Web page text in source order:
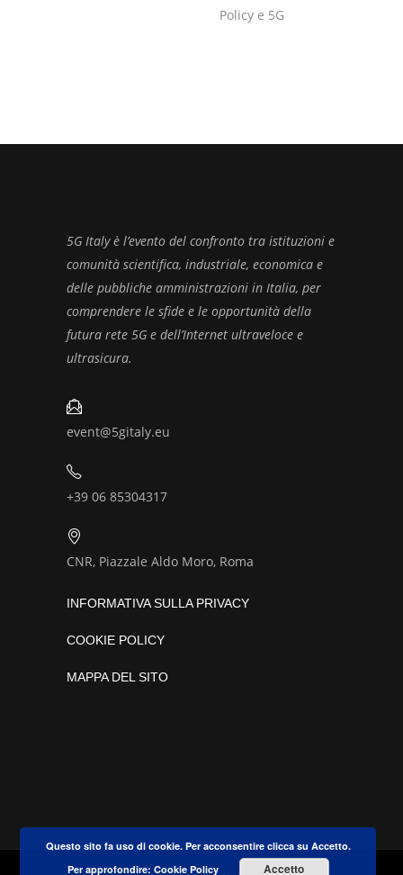
Policy e 5G
5G Italy è l’evento del confronto tra istituzioni e
comunità scientifica, industriale, economica e
delle pubbliche amministrazioni in Italia, per
comprendere le sfide e le opportunità della
futura rete 5G e dell’Internet ultraveloce e
ultrasicura.
event@5gitaly.eu
+39 06 85304317
CNR, Piazzale Aldo Moro, Roma
INFORMATIVA SULLA PRIVACY
COOKIE POLICY
MAPPA DEL SITO
Questo sito fa uso di cookie. Per acconsentire clicca su Accetto.
Per approfondire: Cookie Policy Accetto